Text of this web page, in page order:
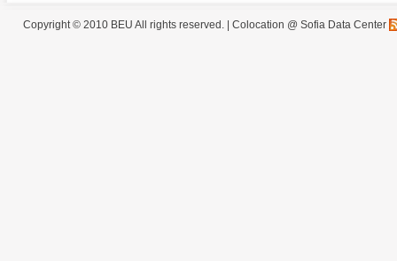
Copyright © 2010 BEU All rights reserved. | Colocation @ Sofia Data Center